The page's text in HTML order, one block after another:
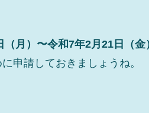
月）〜令和7年2月21日（金
申請しておきましょうね。